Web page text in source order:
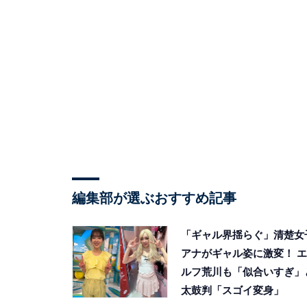
編集部が選ぶおすすめ記事
「ギャル界揺らぐ」清楚女
アナがギャル姿に激変！ エ
ルフ荒川も「似合いすぎ」
太鼓判「スゴイ変身」